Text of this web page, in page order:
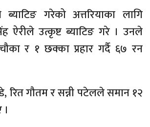
गरेको अत्तरियाका लागि
ऐरीले उत्कृष्ट ब्याटिङ गरे । उनले
र १ छक्का प्रहार गर्दै ६७ रन
रित गौतम र सन्नी पटेलले समान १२